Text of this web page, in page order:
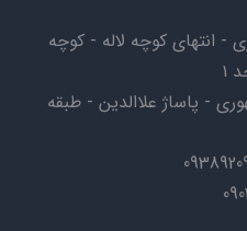
- انتهای کوچه لاله - کوچه
- پاساژ علاالدین - طبقه